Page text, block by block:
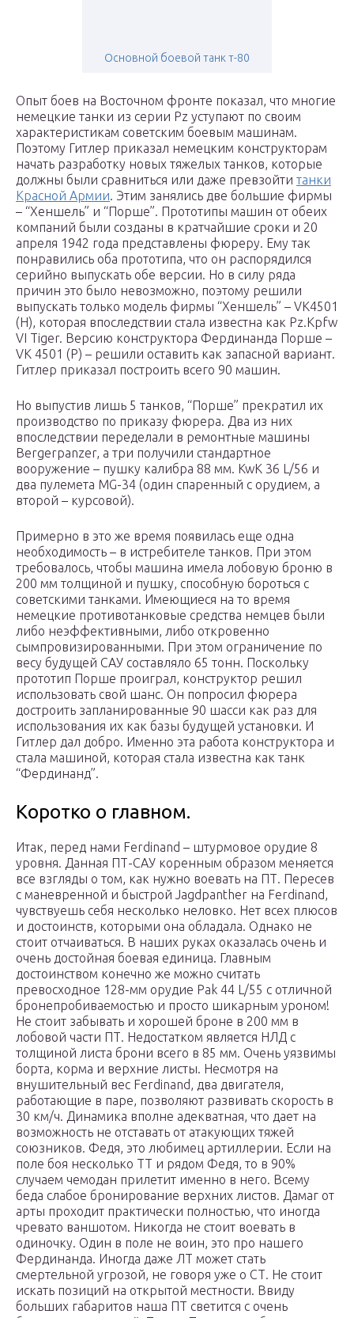
Основной боевой танк т-80
Опыт боев на Восточном фронте показал, что многие
немецкие танки из серии Pz уступают по своим
характеристикам советским боевым машинам.
Поэтому Гитлер приказал немецким конструкторам
начать разработку новых тяжелых танков, которые
должны были сравниться или даже превзойти танки
Красной Армии. Этим занялись две большие фирмы
– “Хеншель” и “Порше”. Прототипы машин от обеих
компаний были созданы в кратчайшие сроки и 20
апреля 1942 года представлены фюреру. Ему так
понравились оба прототипа, что он распорядился
серийно выпускать обе версии. Но в силу ряда
причин это было невозможно, поэтому решили
выпускать только модель фирмы “Хеншель” – VK4501
(H), которая впоследствии стала известна как Pz.Kpfw
VI Tiger. Версию конструктора Фердинанда Порше –
VK 4501 (P) – решили оставить как запасной вариант.
Гитлер приказал построить всего 90 машин.
Но выпустив лишь 5 танков, “Порше” прекратил их
производство по приказу фюрера. Два из них
впоследствии переделали в ремонтные машины
Bergerpanzer, а три получили стандартное
вооружение – пушку калибра 88 мм. KwK 36 L/56 и
два пулемета MG-34 (один спаренный с орудием, а
второй – курсовой).
Примерно в это же время появилась еще одна
необходимость – в истребителе танков. При этом
требовалось, чтобы машина имела лобовую броню в
200 мм толщиной и пушку, способную бороться с
советскими танками. Имеющиеся на то время
немецкие противотанковые средства немцев были
либо неэффективными, либо откровенно
сымпровизированными. При этом ограничение по
весу будущей САУ составляло 65 тонн. Поскольку
прототип Порше проиграл, конструктор решил
использовать свой шанс. Он попросил фюрера
достроить запланированные 90 шасси как раз для
использования их как базы будущей установки. И
Гитлер дал добро. Именно эта работа конструктора и
стала машиной, которая стала известна как танк
“Фердинанд”.
Коротко о главном.
Итак, перед нами Ferdinand – штурмовое орудие 8
уровня. Данная ПТ-САУ коренным образом меняется
все взгляды о том, как нужно воевать на ПТ. Пересев
с маневренной и быстрой Jagdpanther на Ferdinand,
чувствуешь себя несколько неловко. Нет всех плюсов
и достоинств, которыми она обладала. Однако не
стоит отчаиваться. В наших руках оказалась очень и
очень достойная боевая единица. Главным
достоинством конечно же можно считать
превосходное 128-мм орудие Pak 44 L/55 с отличной
бронепробиваемостью и просто шикарным уроном!
Не стоит забывать и хорошей броне в 200 мм в
лобовой части ПТ. Недостатком является НЛД с
толщиной листа брони всего в 85 мм. Очень уязвимы
борта, корма и верхние листы. Несмотря на
внушительный вес Ferdinand, два двигателя,
работающие в паре, позволяют развивать скорость в
30 км/ч. Динамика вполне адекватная, что дает на
возможность не отставать от атакующих тяжей
союзников. Федя, это любимец артиллерии. Если на
поле боя несколько ТТ и рядом Федя, то в 90%
случаем чемодан прилетит именно в него. Всему
беда слабое бронирование верхних листов. Дамаг от
арты проходит практически полностью, что иногда
чревато ваншотом. Никогда не стоит воевать в
одиночку. Один в поле не воин, это про нашего
Фердинанда. Иногда даже ЛТ может стать
смертельной угрозой, не говоря уже о СТ. Не стоит
искать позиций на открытой местности. Ввиду
больших габаритов наша ПТ светится с очень